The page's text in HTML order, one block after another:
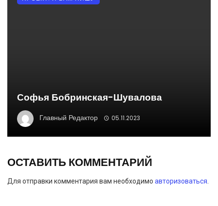
Софья Бобринская-Шувалова
Главный Редактор 05.11.2023
ОСТАВИТЬ КОММЕНТАРИЙ
Для отправки комментария вам необходимо авторизоваться